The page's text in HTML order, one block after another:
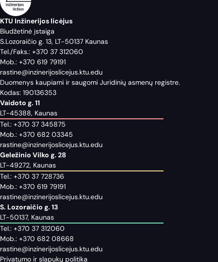
KTU Inžinerijos licėjus
Biudžetinė įstaiga
S.Lozoraičio g. 13, LT-50137 Kaunas
Tel./Faks.: +370 37 312060
Mob.: +370 619 79191
rastine@inzinerijoslicejus.ktu.edu
Duomenys kaupiami ir saugomi Juridinių asmenų registre.
Kodas: 190136353
Vaidoto g. 11
LT-45388, Kaunas
Tel.: +370 37 345875
Mob.: +370 682 03345
rastine@inzinerijoslicejus.ktu.edu
Geležinio Vilko g. 28
LT-49272, Kaunas
Tel.: +370 37 728736
Mob.: +370 619 79191
rastine@inzinerijoslicejus.ktu.edu
S. Lozoraičio g. 13
LT-50137, Kaunas
Tel.: +370 37 312060
Mob.: +370 682 08668
rastine@inzinerijoslicejus.ktu.edu
Privatumo ir slapukų politika